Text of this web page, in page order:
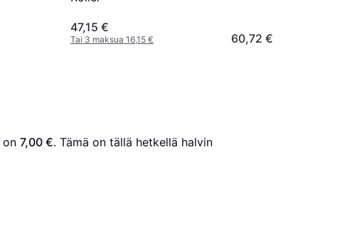
47,15 €
Tai 3 maksua 16,15 € 60,72 €
on 7,00 €. Tämä on tällä hetkellä halvin